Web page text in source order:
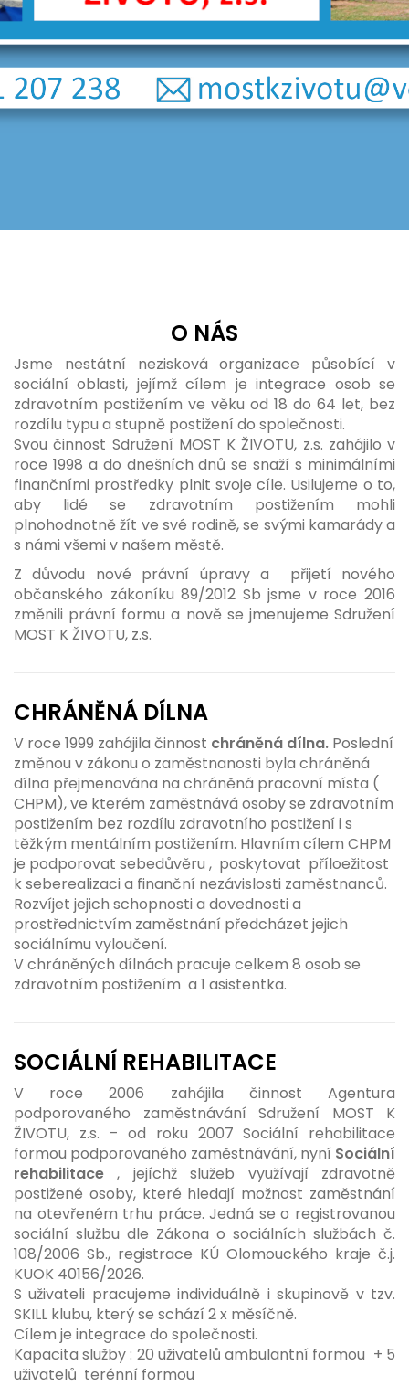
O NÁS
Jsme nestátní nezisková organizace působící v
sociální oblasti, jejímž cílem je integrace osob se
zdravotním postižením ve věku od 18 do 64 let, bez
rozdílu typu a stupně postižení do společnosti.
Svou činnost Sdružení MOST K ŽIVOTU, z.s. zahájilo v
roce 1998 a do dnešních dnů se snaží s minimálními
finančními prostředky plnit svoje cíle. Usilujeme o to,
aby lidé se zdravotním postižením mohli
plnohodnotně žít ve své rodině, se svými kamarády a
s námi všemi v našem městě.
Z důvodu nové právní úpravy a přijetí nového
občanského zákoníku 89/2012 Sb jsme v roce 2016
změnili právní formu a nově se jmenujeme Sdružení
MOST K ŽIVOTU, z.s.
CHRÁNĚNÁ DÍLNA
V roce 1999 zahájila činnost chráněná dílna. Poslední
změnou v zákonu o zaměstnanosti byla chráněná
dílna přejmenována na chráněná pracovní místa (
CHPM), ve kterém zaměstnává osoby se zdravotním
postižením bez rozdílu zdravotního postižení i s
těžkým mentálním postižením. Hlavním cílem CHPM
je podporovat sebedůvěru , poskytovat příloežitost
k seberealizaci a finanční nezávislosti zaměstnanců.
Rozvíjet jejich schopnosti a dovednosti a
prostřednictvím zaměstnání předcházet jejich
sociálnímu vyloučení.
V chráněných dílnách pracuje celkem 8 osob se
zdravotním postižením a 1 asistentka.
SOCIÁLNÍ REHABILITACE
V roce 2006 zahájila činnost Agentura
podporovaného zaměstnávání Sdružení MOST K
ŽIVOTU, z.s. – od roku 2007 Sociální rehabilitace
formou podporovaného zaměstnávání, nyní Sociální
rehabilitace , jejíchž služeb využívají zdravotně
postižené osoby, které hledají možnost zaměstnání
na otevřeném trhu práce. Jedná se o registrovanou
sociální službu dle Zákona o sociálních službách č.
108/2006 Sb., registrace KÚ Olomouckého kraje č.j.
KUOK 40156/2026.
S uživateli pracujeme individuálně i skupinově v tzv.
SKILL klubu, který se schází 2 x měsíčně.
Cílem je integrace do společnosti.
Kapacita služby : 20 uživatelů ambulantní formou + 5
uživatelů terénní formou